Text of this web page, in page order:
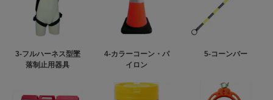
3-フルハーネス型墜
落制止用器具
4-カラーコーン・パ
イロン
5-コーンバー